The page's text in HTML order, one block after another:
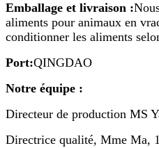
Emballage et livraison :
aliments pour animaux en
conditionner les aliments
Port:QINGDAO
Notre équipe :
Directeur de production MS
Directrice qualité, Mme Ma,